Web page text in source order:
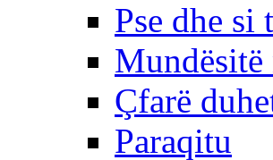
Pse dhe si
Çfarë
Paraqitu